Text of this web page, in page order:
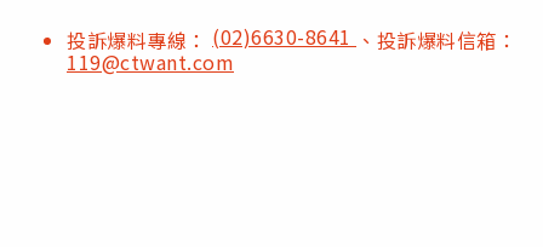
投訴爆料專線： (02)6630-8641 、投訴爆料信箱：
119@ctwant.com